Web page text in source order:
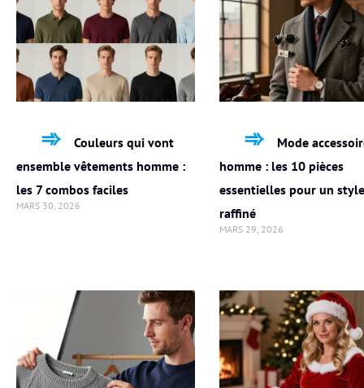
Couleurs qui vont
ensemble vêtements homme :
les 7 combos faciles
MARS 30, 2026
Mode
homme : les 10 pièces
essentielles pour un style
raffiné
MARS 29, 2026